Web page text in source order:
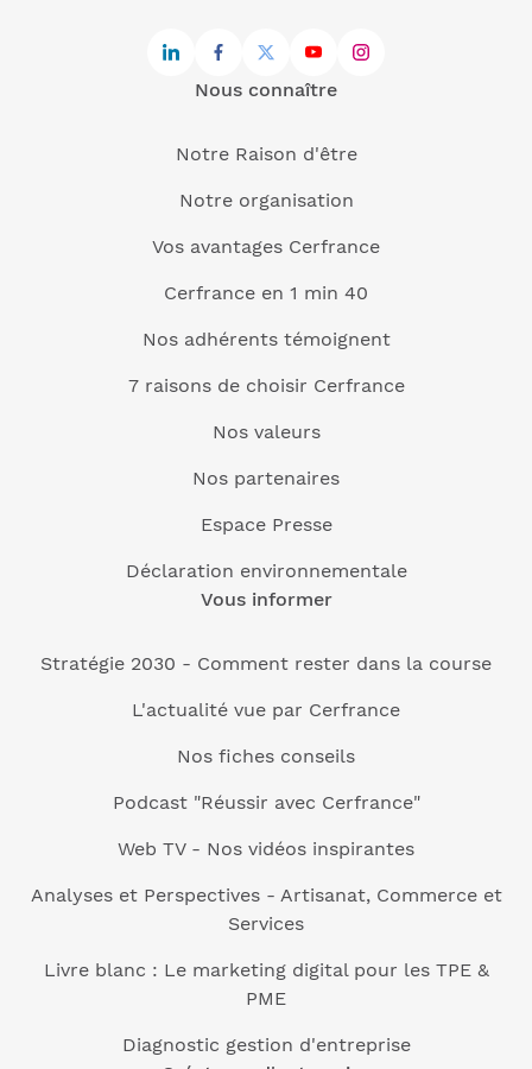
Nous connaître
Notre Raison d'être
Notre organisation
Vos avantages Cerfrance
Cerfrance en 1 min 40
Nos adhérents témoignent
7 raisons de choisir Cerfrance
Nos valeurs
Nos partenaires
Espace Presse
Déclaration environnementale
Vous informer
Stratégie 2030 - Comment rester dans la course
L'actualité vue par Cerfrance
Nos fiches conseils
Podcast "Réussir avec Cerfrance"
Web TV - Nos vidéos inspirantes
Analyses et Perspectives - Artisanat, Commerce et
Services
Livre blanc : Le marketing digital pour les TPE &
PME
Diagnostic gestion d'entreprise